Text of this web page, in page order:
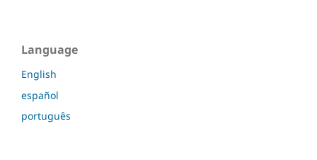
Language
English
español
português